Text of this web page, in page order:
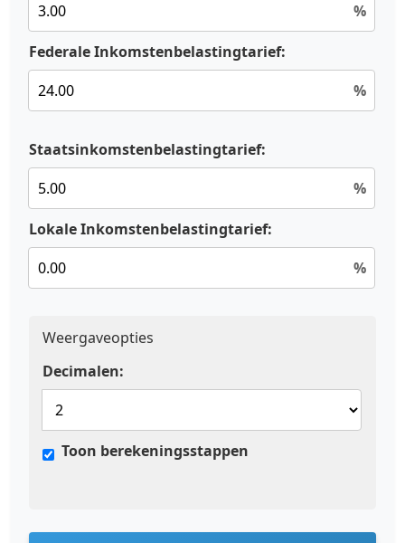
%
Federale Inkomstenbelastingtarief:
%
Staatsinkomstenbelastingtarief:
%
Lokale Inkomstenbelastingtarief:
%
Weergaveopties
Decimalen:
Toon berekeningsstappen